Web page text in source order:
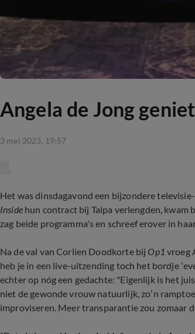
Angela de Jong
3 mei 2023, 19:57
Het was dinsdagavond een bijzondere
Insidehun contract bij Talpa verlengden, kwam
zag beide programma's en schreef erover in
Na de val van Corlien Doodkorte bij Op1vroeg
heb je in een live-uitzending toch het bordje
echter op nóg een gedachte: "Eigenlijk is het
niet de gewonde vrouw natuurlijk, zo’n
improviseren. Meer transparantie zou zomaar